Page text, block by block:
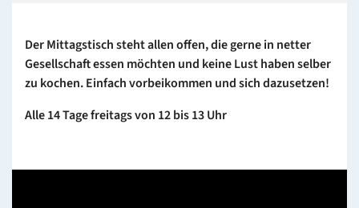
Der Mittagstisch steht allen offen, die gerne in netter
Gesellschaft essen möchten und keine Lust haben selber
zu kochen. Einfach vorbeikommen und sich dazusetzen!
Alle 14 Tage freitags von 12 bis 13 Uhr